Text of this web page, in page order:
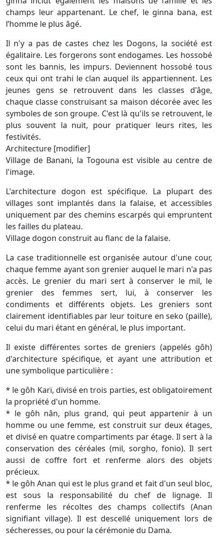
champs leur appartenant. Le chef, le ginna bana, est
l’homme le plus âgé.
Il n'y a pas de castes chez les Dogons, la société est
égalitaire. Les forgerons sont endogames. Les hossobé
sont les bannis, les impurs. Deviennent hossobé tous
ceux qui ont trahi le clan auquel ils appartiennent. Les
jeunes gens se retrouvent dans les classes d'âge,
chaque classe construisant sa maison décorée avec les
symboles de son groupe. C'est là qu'ils se retrouvent, le
plus souvent la nuit, pour pratiquer leurs rites, les
festivités.
Architecture [modifier]
Village de Banani, la Togouna est visible au centre de
l'image.
L'architecture dogon est spécifique. La plupart des
villages sont implantés dans la falaise, et accessibles
uniquement par des chemins escarpés qui empruntent
les failles du plateau.
Village dogon construit au flanc de la falaise.
La case traditionnelle est organisée autour d'une cour,
chaque femme ayant son grenier auquel le mari n'a pas
accès. Le grenier du mari sert à conserver le mil, le
grenier des femmes sert, lui, à conserver les
condiments et différents objets. Les greniers sont
clairement identifiables par leur toiture en seko (paille),
celui du mari étant en général, le plus important.
Il existe différentes sortes de greniers (appelés gôh)
d'architecture spécifique, et ayant une attribution et
une symbolique particulière :
* le gôh Karï, divisé en trois parties, est obligatoirement
la propriété d'un homme.
* le gôh nân, plus grand, qui peut appartenir à un
homme ou une femme, est construit sur deux étages,
et divisé en quatre compartiments par étage. Il sert à la
conservation des céréales (mil, sorgho, fonio). Il sert
aussi de coffre fort et renferme alors des objets
précieux.
* le gôh Anan qui est le plus grand et fait d'un seul bloc,
est sous la responsabilité du chef de lignage. Il
renferme les récoltes des champs collectifs (Anan
signifiant village). Il est descellé uniquement lors de
sécheresses, ou pour la cérémonie du Dama.